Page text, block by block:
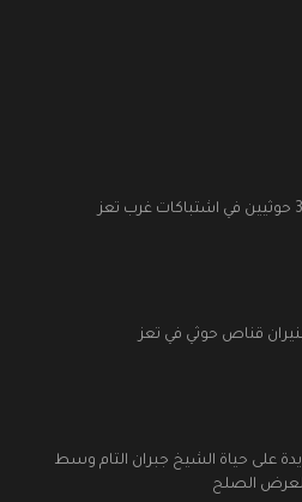
قناص حوثي في تعز
على حياة الشيخ جبران التام وسط
الصلح